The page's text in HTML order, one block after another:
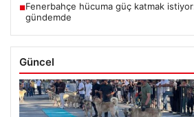
■Fenerbahçe hücuma güç katmak
gündemde
Güncel